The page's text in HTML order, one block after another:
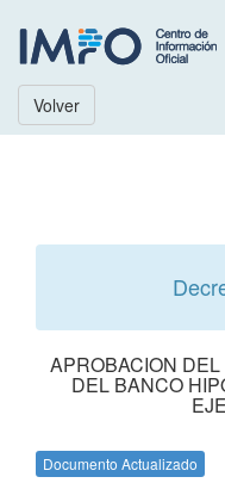
Volver
APROBACION
DEL BANCO
Documento Actualizado